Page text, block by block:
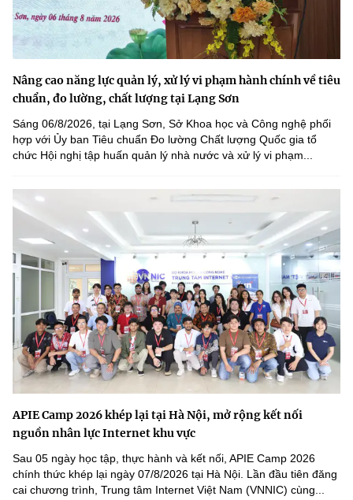
Nâng cao năng lực quản lý, xử lý vi phạm hành chính về tiêu
chuẩn, đo lường, chất lượng tại Lạng Sơn
Sáng 06/8/2026, tại Lạng Sơn, Sở Khoa học và Công nghệ phối
hợp với Ủy ban Tiêu chuẩn Đo lường Chất lượng Quốc gia tổ
chức Hội nghị tập huấn quản lý nhà nước và xử lý vi phạm...
APIE Camp 2026 khép lại tại Hà Nội, mở rộng kết nối
nguồn nhân lực Internet khu vực
Sau 05 ngày học tập, thực hành và kết nối, APIE Camp 2026
chính thức khép lại ngày 07/8/2026 tại Hà Nội. Lần đầu tiên đăng
cai chương trình, Trung tâm Internet Việt Nam (VNNIC) cùng...